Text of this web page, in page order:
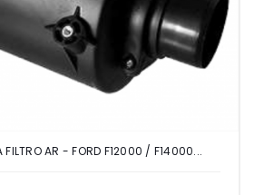
AR - FORD F12000 / F14000...